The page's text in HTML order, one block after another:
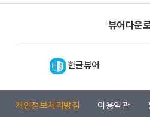
뷰어다운
한글뷰어
개인정보처리방침 이용약관